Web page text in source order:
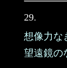
29.
想像力な
望遠鏡の